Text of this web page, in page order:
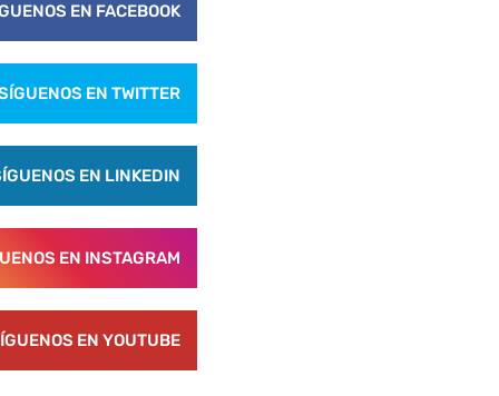
EN FACEBOOK
EN TWITTER
EN LINKEDIN
EN INSTAGRAM
EN YOUTUBE